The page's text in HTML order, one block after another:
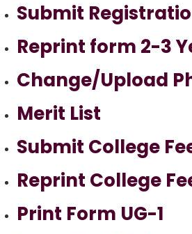
Submit
Reprint form 2-3
Change/Upload
Merit List
Submit College
Reprint College
Print Form UG-1